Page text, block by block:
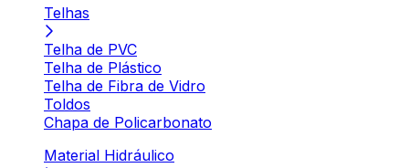
Telhas
Telha de PVC
Telha de Plástico
Telha de Fibra de Vidro
Toldos
Chapa de Policarbonato
Material Hidráulico